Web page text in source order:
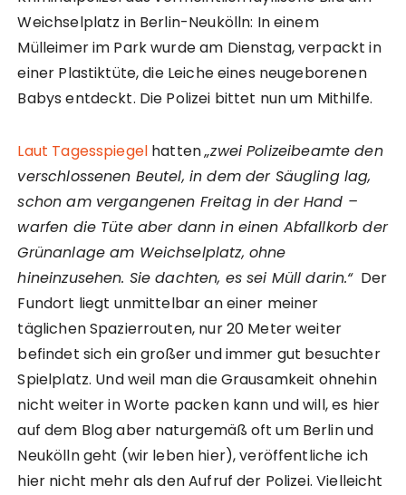
Weichselplatz in Berlin-Neukölln: In einem
Mülleimer im Park wurde am Dienstag, verpackt in
einer Plastiktüte, die Leiche eines neugeborenen
Babys entdeckt. Die Polizei bittet nun um Mithilfe.
Laut Tagesspiegel hatten„zwei Polizeibeamte den
verschlossenen Beutel, in dem der Säugling lag,
schon am vergangenen Freitag in der Hand –
warfen die Tüte aber dann in einen Abfallkorb der
Grünanlage am Weichselplatz, ohne
hineinzusehen. Sie dachten, es sei Müll darin.“Der
Fundort liegt unmittelbar an einer meiner
täglichen Spazierrouten, nur 20 Meter weiter
befindet sich ein großer und immer gut besuchter
Spielplatz. Und weil man die Grausamkeit ohnehin
nicht weiter in Worte packen kann und will, es hier
auf dem Blog aber naturgemäß oft um Berlin und
Neukölln geht (wir leben hier), veröffentliche ich
hier nicht mehr als den Aufruf der Polizei. Vielleicht